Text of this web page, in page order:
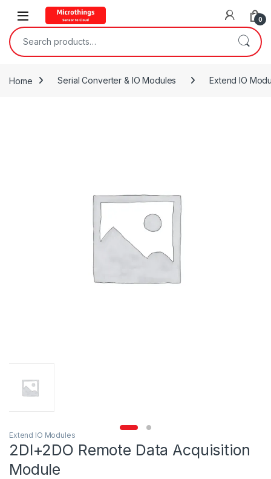
Open 0
Search for:
Home Serial Converter & IO Modules Extend IO
Extend IO Modules
2DI+2DO Remote Data Acquisition
Module